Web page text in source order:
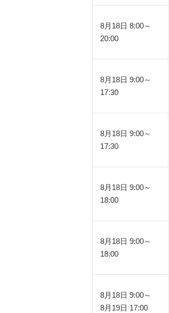
8月18日 8:00～
20:00
8月18日 9:00～
17:30
8月18日 9:00～
17:30
8月18日 9:00～
18:00
8月18日 9:00～
18:00
8月18日 9:00～
8月19日 17:00